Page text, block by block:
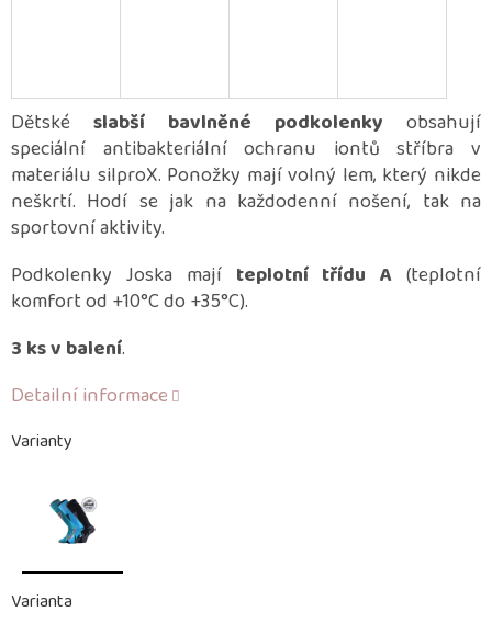
Varianty
Varianta
Dětské slabší bavlněné podkolenky obsahují
speciální antibakteriální ochranu iontů stříbra v
materiálu silproX. Ponožky mají volný lem, který nikde
neškrtí. Hodí se jak na každodenní nošení, tak na
sportovní aktivity.
Podkolenky Joska mají teplotní třídu A (teplotní
komfort od +10°C do +35°C).
3 ks v balení.
Detailní informace